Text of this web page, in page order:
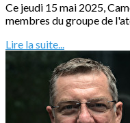
Ce jeudi 15 mai 2025,
membres du groupe de
Lire la suite...